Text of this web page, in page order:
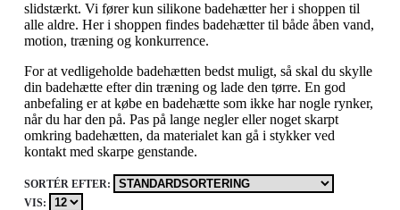
slidstærkt. Vi fører kun silikone badehætter her i shoppen til
alle aldre. Her i shoppen findes badehætter til både åben vand,
motion, træning og konkurrence.
For at vedligeholde badehætten bedst muligt, så skal du skylle
din badehætte efter din træning og lade den tørre. En god
anbefaling er at købe en badehætte som ikke har nogle rynker,
når du har den på. Pas på lange negler eller noget skarpt
omkring badehætten, da materialet kan gå i stykker ved
kontakt med skarpe genstande.
SORTÉR EFTER:
VIS: